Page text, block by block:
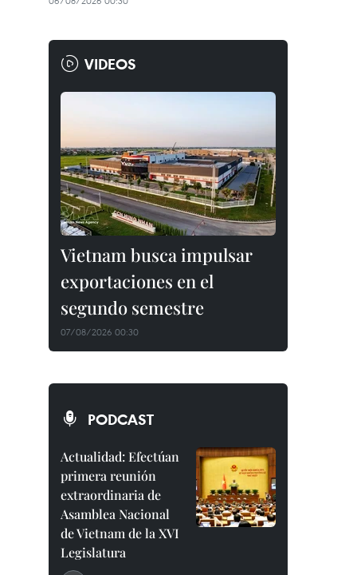
VIDEOS
Vietnam busca impulsar
exportaciones en el
segundo semestre
07/08/2026 00:30
PODCAST
Actualidad: Efectúan
primera reunión
extraordinaria de
Asamblea Nacional
de Vietnam de la XVI
Legislatura